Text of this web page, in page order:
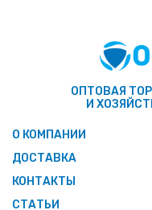
ОПТОВАЯ
И
О КОМПАНИИ
ДОСТАВКА
КОНТАКТЫ
СТАТЬИ